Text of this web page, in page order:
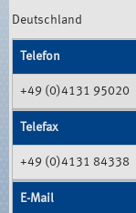
Deutschland
Telefon
+49 (0)4131 95020
Telefax
+49 (0)4131 84338
E-Mail